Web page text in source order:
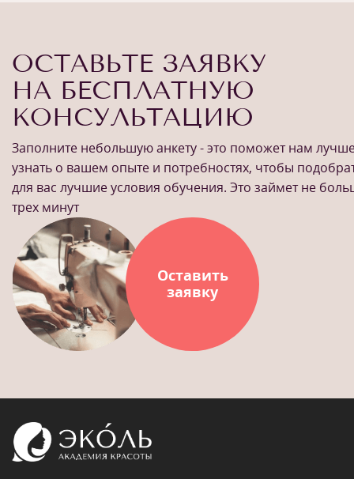
ОСТАВЬТЕ ЗАЯВКУ
НА БЕСПЛАТНУЮ
КОНСУЛЬТАЦИЮ
Заполните небольшую анкету - это поможет нам
узнать о вашем опыте и потребностях, чтобы
для вас лучшие условия обучения. Это займет не
трех минут
Оставить
заявку